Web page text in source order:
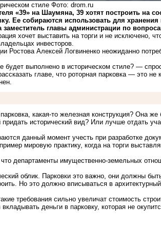
стиле Фото: drom.ru
«39» на Шаумяна, 39 хотят построить на
Ее собираются использовать для
главы администрации по
хочет выставить на торги и не исключено,
инвесторов.
Ростова Алексей Логвиненко неожиданно
выполнено в историческом стиле? —
главе, что роторная парковка — это не
какая-то железная конструкция? Она же
исторический вид? Или лучше отдать
данный момент учесть при разработке
мировую практику, когда на торги
департаменты имущественно-земельных
облик. Парковки это важно, они должны
Но это должно вписываться в
требования сильно увеличат стоимость
деньги в парковку, которая не